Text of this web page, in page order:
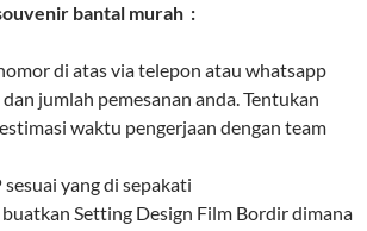
bantal murah :
di atas via telepon atau whatsapp
jumlah pemesanan anda. Tentukan
waktu pengerjaan dengan team
yang di sepakati
Setting Design Film Bordir dimana